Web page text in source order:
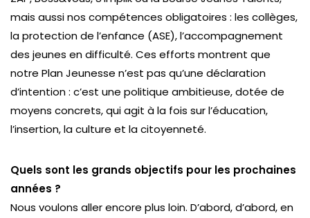
mais aussi nos compétences obligatoires : les collèges,
la protection de l’enfance (ASE), l’accompagnement
des jeunes en difficulté. Ces efforts montrent que
notre Plan Jeunesse n’est pas qu’une déclaration
d’intention : c’est une politique ambitieuse, dotée de
moyens concrets, qui agit à la fois sur l’éducation,
l’insertion, la culture et la citoyenneté.
Quels sont les grands objectifs pour les prochaines
années ?
Nous voulons aller encore plus loin. D’abord, d’abord, en